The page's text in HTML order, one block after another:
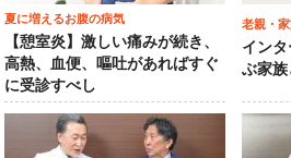
夏に増えるお腹の病気
【憩室炎】激しい痛みが続き、
高熱、血便、嘔吐があればすぐ
に受診すべし
老親・
イン
ぶ家